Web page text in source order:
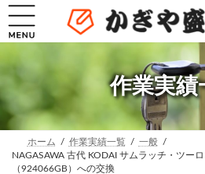
コ
テ
へ
ッ
プ
ナ
ゲ
ョ
移
動
作業実績
ホーム 作業実績一覧
一般
NAGASAWA 古代 KODAI サムラッチ・ツー
（924066GB）への交換